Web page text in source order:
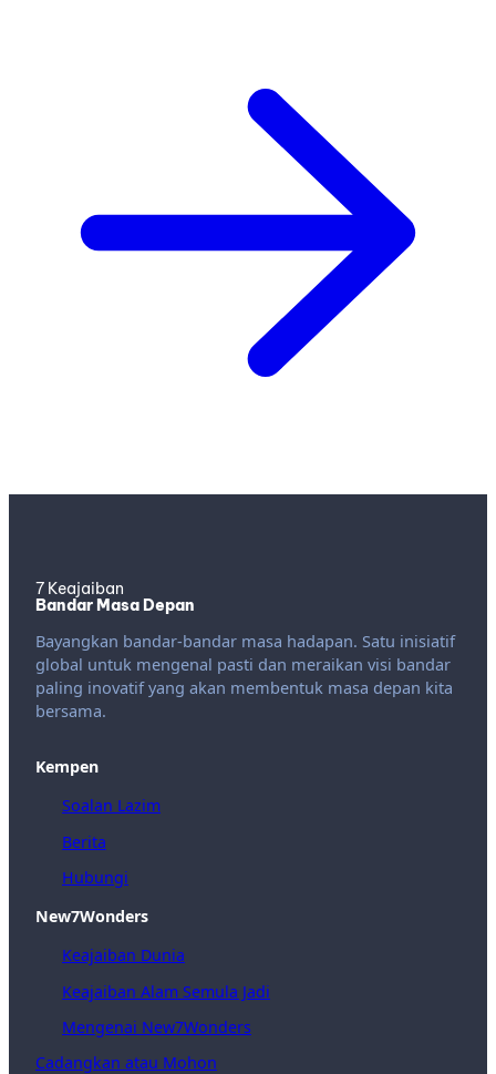
7 Keajaiban
Bandar Masa Depan
Bayangkan bandar-bandar masa hadapan. Satu inisiatif
global untuk mengenal pasti dan meraikan visi bandar
paling inovatif yang akan membentuk masa depan kita
bersama.
Kempen
Soalan Lazim
Berita
Hubungi
New7Wonders
Keajaiban Dunia
Keajaiban Alam Semula Jadi
Mengenai New7Wonders
Cadangkan atau Mohon